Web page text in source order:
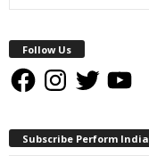
Follow Us
FacebookInstagram
Twitter YouTube
Subscribe Perform India